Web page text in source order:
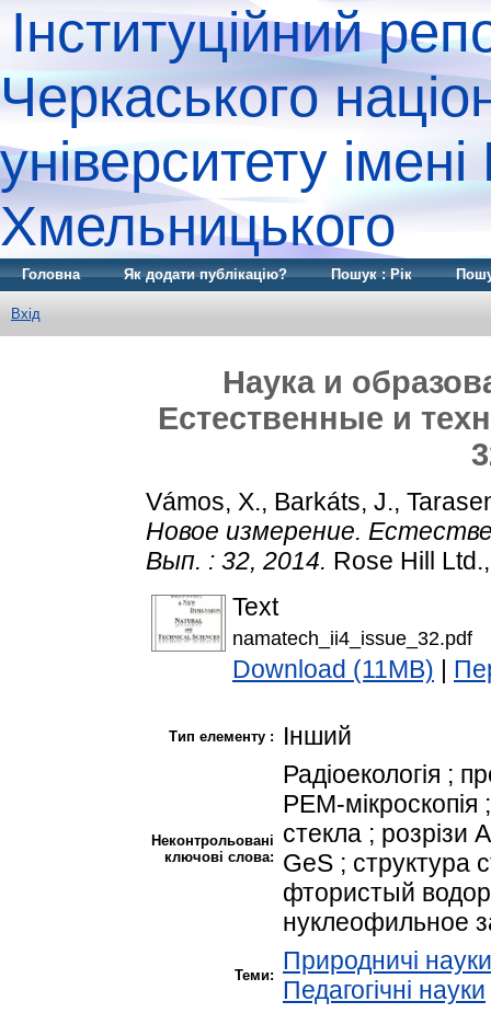
Інституційний
Черкаського
університету
Хмельницького
Головна Як додати публікацію? Пошук : Рік
Вхід
Наука и
Естественные и
Vámos, X., Barkáts, J.,
Новое измерение.
Вып. : 32, 2014. Rose Hill
Text
namatech_ii4_issue_32.pdf
Download (11MB)
Тип елементу : Інший
Неконтрольовані
ключові слова:
Радіоекологія ;
РЕМ-мікроскопія
стекла ; розрізи
GeS ; структура
фтористый
нуклеофильное
Теми:
Природничі науки
Педагогічні науки